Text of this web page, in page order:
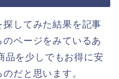
してみた結果を記事
ページをみているあ
品を少しでもお得に安
だと思います。